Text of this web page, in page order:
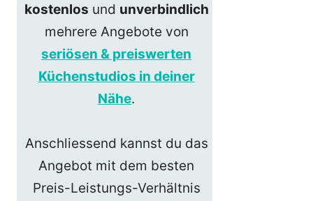
kostenlos und unverbindlich
mehrere Angebote von
seriösen & preiswerten
Küchenstudios in deiner
Nähe.
Anschliessend kannst du das
Angebot mit dem besten
Preis-Leistungs-Verhältnis